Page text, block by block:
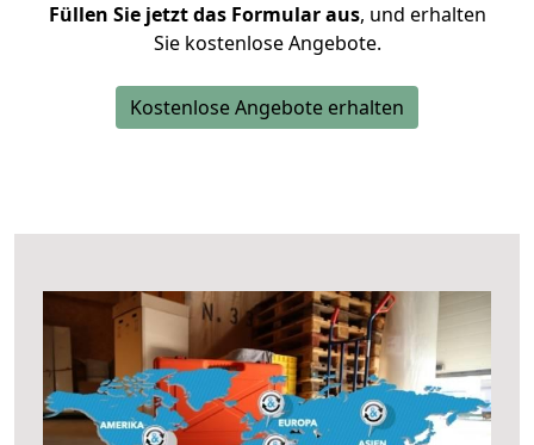
Füllen Sie jetzt das Formular aus, und erhalten
Sie kostenlose Angebote.
Kostenlose Angebote erhalten